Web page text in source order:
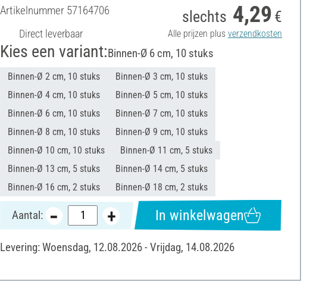
Artikelnummer 57164706
Direct leverbaar
slechts 4,29 €
Alle prijzen plus verzendkosten
Kies een variant:Binnen-Ø 6 cm, 10 stuks
Binnen-Ø 2 cm, 10 stuks
Binnen-Ø 3 cm, 10 stuks
Binnen-Ø 4 cm, 10 stuks
Binnen-Ø 5 cm, 10 stuks
Binnen-Ø 6 cm, 10 stuks
Binnen-Ø 7 cm, 10 stuks
Binnen-Ø 8 cm, 10 stuks
Binnen-Ø 9 cm, 10 stuks
Binnen-Ø 10 cm, 10 stuks
Binnen-Ø 11 cm, 5 stuks
Binnen-Ø 13 cm, 5 stuks
Binnen-Ø 14 cm, 5 stuks
Binnen-Ø 16 cm, 2 stuks
Binnen-Ø 18 cm, 2 stuks
Aantal: In winkelwagen
Levering: Woensdag, 12.08.2026 - Vrijdag, 14.08.2026